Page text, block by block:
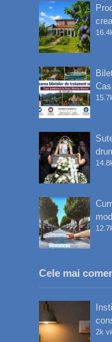
Cele mai
2k